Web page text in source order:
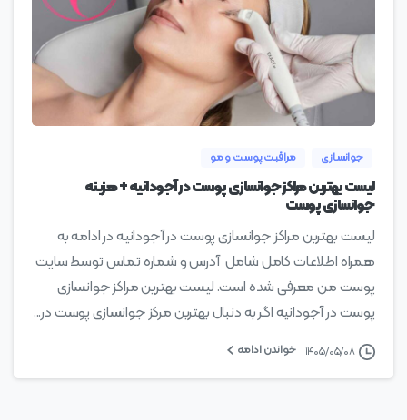
0
جوانسازی مراقبت پوست و مو
لیست بهترین مراکز جوانسازی پوست در آجودانیه + هزینه
جوانسازی پوست
لیست بهترین مراکز جوانسازی پوست در آجودانیه در ادامه به
همراه اطلاعات کامل شامل آدرس و شماره تماس توسط سایت
پوست من معرفی شده است. لیست بهترین مراکز جوانسازی
پوست در آجودانیه اگر به دنبال بهترین مرکز جوانسازی پوست در...
۱۴۰۵/۰۵/۰۸ خواندن ادامه